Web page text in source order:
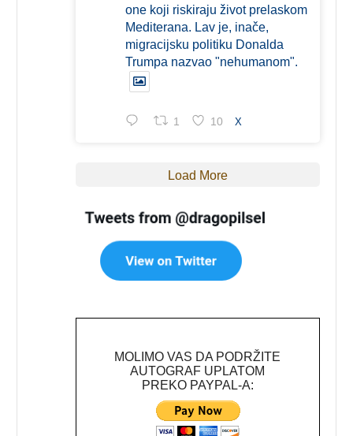
one koji riskiraju život prelaskom
Mediterana. Lav je, inače,
migracijsku politiku Donalda
Trumpa nazvao "nehumanom".
1 10 X
Load More
MOLIMO VAS DA PODRŽITE
AUTOGRAF UPLATOM
PREKO PAYPAL-A: